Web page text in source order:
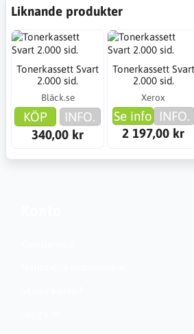
Liknande produkter
Tonerkassett Svart
2.000 sid.
Bläck.se
KÖP
INFO.
340,00 kr
Tonerkassett Svart
2.000 sid.
Xerox
Se info INFO.
2 197,00 kr